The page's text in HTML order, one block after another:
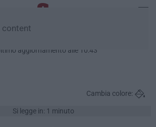
content
aggiornamento alle 10:43
Si legge in: 1 minuto
Cambia colore: